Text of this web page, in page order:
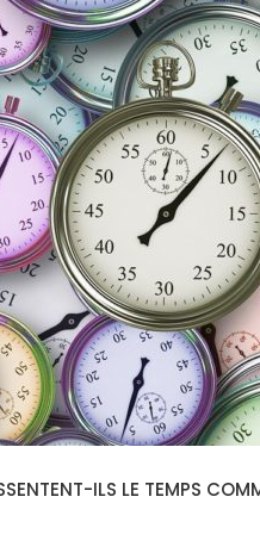
ILS LE TEMPS